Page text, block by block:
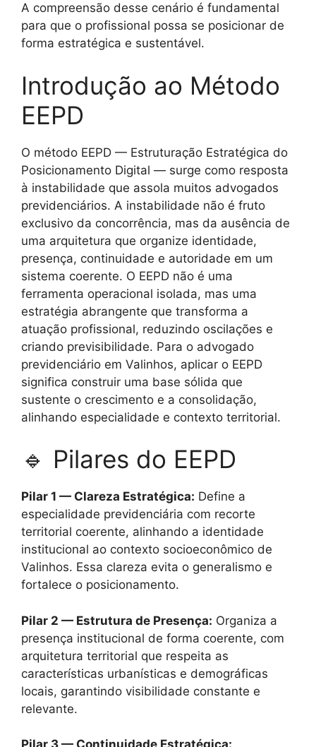
A compreensão desse cenário é fundamental
para que o profissional possa se posicionar de
forma estratégica e sustentável.
Introdução ao Método
EEPD
O método EEPD — Estruturação Estratégica do
Posicionamento Digital — surge como resposta
à instabilidade que assola muitos advogados
previdenciários. A instabilidade não é fruto
exclusivo da concorrência, mas da ausência de
uma arquitetura que organize identidade,
presença, continuidade e autoridade em um
sistema coerente. O EEPD não é uma
ferramenta operacional isolada, mas uma
estratégia abrangente que transforma a
atuação profissional, reduzindo oscilações e
criando previsibilidade. Para o advogado
previdenciário em Valinhos, aplicar o EEPD
significa construir uma base sólida que
sustente o crescimento e a consolidação,
alinhando especialidade e contexto territorial.
🔹 Pilares do EEPD
Pilar 1 — Clareza Estratégica: Define a
especialidade previdenciária com recorte
territorial coerente, alinhando a identidade
institucional ao contexto socioeconômico de
Valinhos. Essa clareza evita o generalismo e
fortalece o posicionamento.
Pilar 2 — Estrutura de Presença: Organiza a
presença institucional de forma coerente, com
arquitetura territorial que respeita as
características urbanísticas e demográficas
locais, garantindo visibilidade constante e
relevante.